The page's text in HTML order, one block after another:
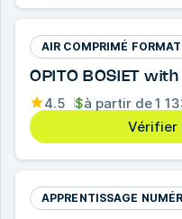
AIR COMPRIMÉ
OPITO BOSIET
4.5 $à partir de1
Vérifier
APPRENTISSAGE